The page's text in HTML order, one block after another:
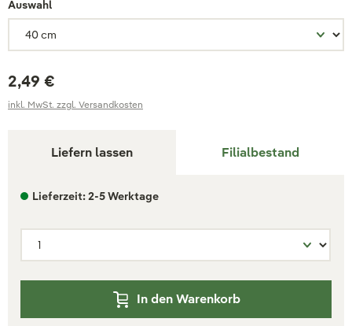
Auswahl
2,49 €
inkl. MwSt. zzgl. Versandkosten
Liefern lassen Filialbestand
Lieferzeit: 2-5 Werktage
In den Warenkorb